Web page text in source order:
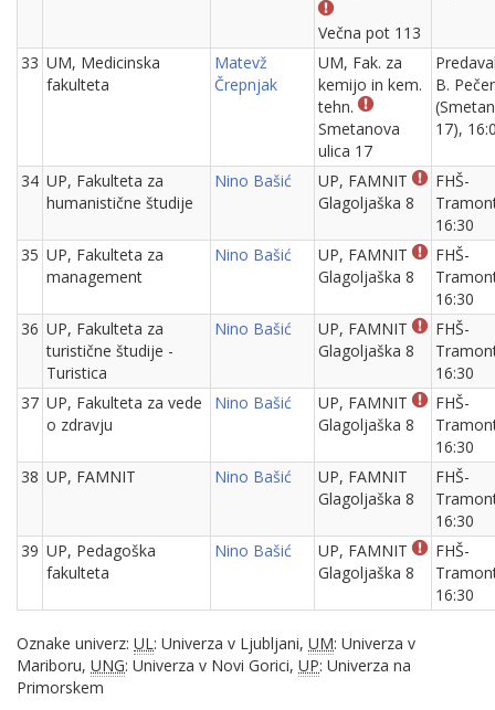
Večna pot 113
33 UM, Medicinska
fakulteta
Matevž
Črepnjak
UM, Fak. za
kemijo in kem.
tehn.
Smetanova
ulica 17
B.
17),
34 UP, Fakulteta za
humanistične študije
Nino Bašić
UP, FAMNIT
Glagoljaška 8
FHŠ-
16:30
35 UP, Fakulteta za
management
Nino Bašić
UP, FAMNIT
Glagoljaška 8
FHŠ-
16:30
36 UP, Fakulteta za
turistične študije -
Turistica
Nino Bašić
UP, FAMNIT
Glagoljaška 8
FHŠ-
16:30
37 UP, Fakulteta za vede
o zdravju
Nino Bašić
UP, FAMNIT
Glagoljaška 8
FHŠ-
16:30
38 UP, FAMNIT Nino Bašić
UP, FAMNIT
Glagoljaška 8
FHŠ-
16:30
39 UP, Pedagoška
fakulteta
Nino Bašić
UP, FAMNIT
Glagoljaška 8
FHŠ-
16:30
Oznake univerz: UL: Univerza v Ljubljani, UM: Univerza v
Mariboru, UNG: Univerza v Novi Gorici, UP: Univerza na
Primorskem